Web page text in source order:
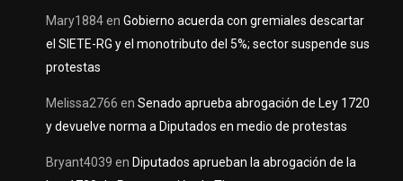
Mary1884en Gobierno acuerda con gremiales descartar
el SIETE-RG y el monotributo del 5%; sector suspende sus
protestas
Melissa2766 en Senado aprueba abrogación de Ley 1720
y devuelve norma a Diputados en medio de protestas
Bryant4039 en Diputados aprueban la abrogación de la